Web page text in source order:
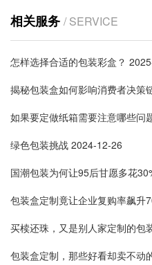
相关服务 / SERVICE
怎样选择合适的包装彩盒？
揭秘包装盒如何影响消费者决策
如果要定做纸箱需要注意哪些问
绿色包装挑战 2024-12-26
国潮包装为何让95后甘愿多花
包装盒定制竟让企业复购率飙升
买椟还珠，又是别人家定制的包
包装盒定制，那些好看却卖不动